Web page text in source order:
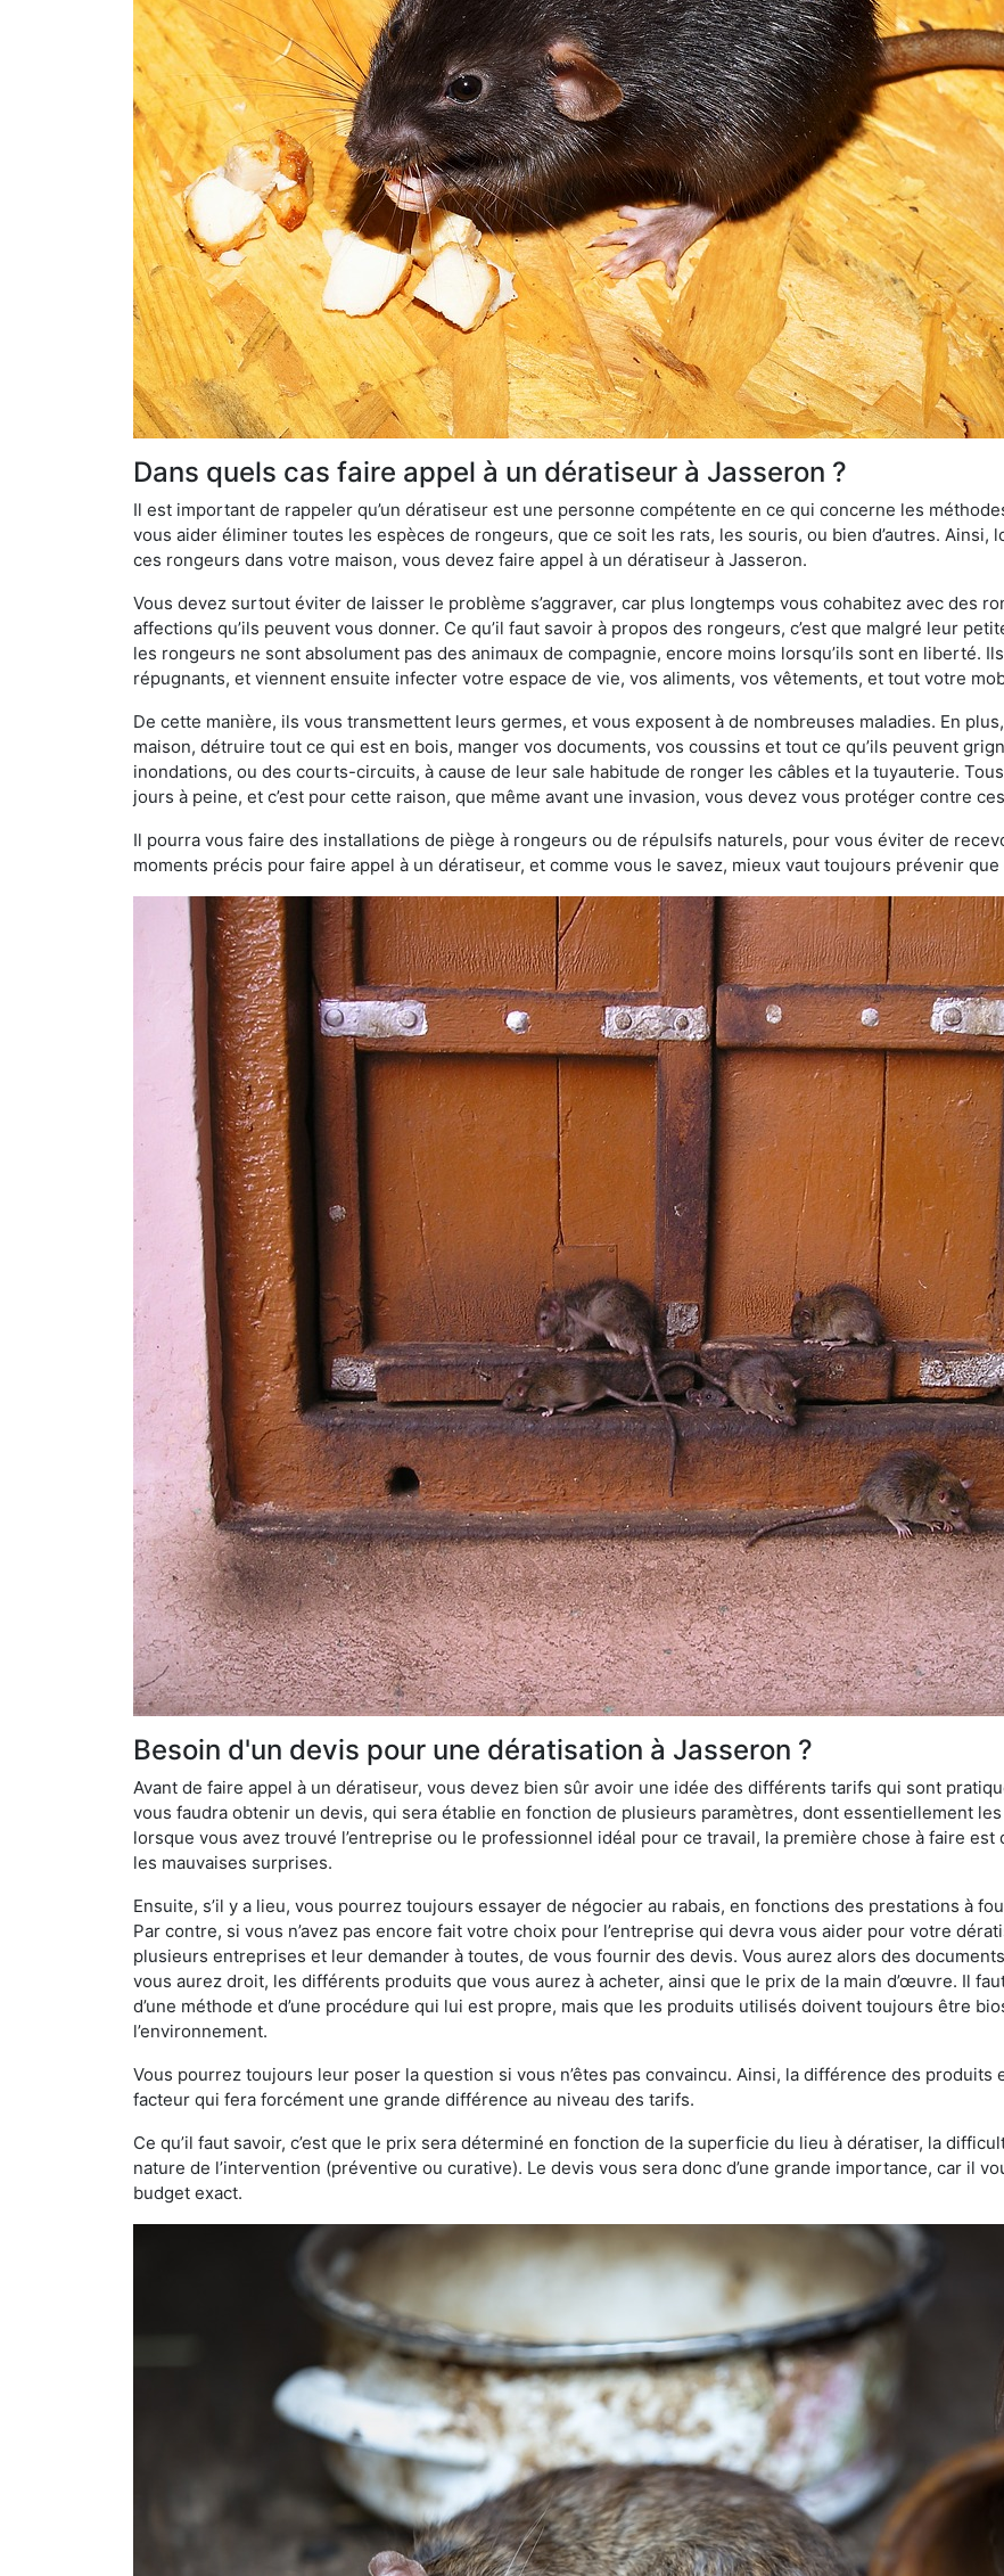
Dans quels cas faire appel à un dératiseur à Jasseron ?
Il est important de rappeler qu’un dératiseur est une personne compétente en ce qui concerne les
vous aider éliminer toutes les espèces de rongeurs, que ce soit les rats, les souris, ou bien d’autres. Ainsi,
ces rongeurs dans votre maison, vous devez faire appel à un dératiseur à Jasseron.
Vous devez surtout éviter de laisser le problème s’aggraver, car plus longtemps vous cohabitez avec des
affections qu’ils peuvent vous donner. Ce qu’il faut savoir à propos des rongeurs, c’est que malgré leur
les rongeurs ne sont absolument pas des animaux de compagnie, encore moins lorsqu’ils sont en liberté.
répugnants, et viennent ensuite infecter votre espace de vie, vos aliments, vos vêtements, et tout votre
De cette manière, ils vous transmettent leurs germes, et vous exposent à de nombreuses maladies. En
maison, détruire tout ce qui est en bois, manger vos documents, vos coussins et tout ce qu’ils peuvent
inondations, ou des courts-circuits, à cause de leur sale habitude de ronger les câbles et la tuyauterie.
jours à peine, et c’est pour cette raison, que même avant une invasion, vous devez vous protéger contre
Il pourra vous faire des installations de piège à rongeurs ou de répulsifs naturels, pour vous éviter de
moments précis pour faire appel à un dératiseur, et comme vous le savez, mieux vaut toujours prévenir que
Besoin d'un devis pour une dératisation à Jasseron ?
Avant de faire appel à un dératiseur, vous devez bien sûr avoir une idée des différents tarifs qui sont
vous faudra obtenir un devis, qui sera établie en fonction de plusieurs paramètres, dont essentiellement
lorsque vous avez trouvé l’entreprise ou le professionnel idéal pour ce travail, la première chose à faire est
les mauvaises surprises.
Ensuite, s’il y a lieu, vous pourrez toujours essayer de négocier au rabais, en fonctions des prestations à
Par contre, si vous n’avez pas encore fait votre choix pour l’entreprise qui devra vous aider pour votre
plusieurs entreprises et leur demander à toutes, de vous fournir des devis. Vous aurez alors des
vous aurez droit, les différents produits que vous aurez à acheter, ainsi que le prix de la main d’œuvre. Il
d’une méthode et d’une procédure qui lui est propre, mais que les produits utilisés doivent toujours être
l’environnement.
Vous pourrez toujours leur poser la question si vous n’êtes pas convaincu. Ainsi, la différence des
facteur qui fera forcément une grande différence au niveau des tarifs.
Ce qu’il faut savoir, c’est que le prix sera déterminé en fonction de la superficie du lieu à dératiser, la
nature de l’intervention (préventive ou curative). Le devis vous sera donc d’une grande importance, car il
budget exact.